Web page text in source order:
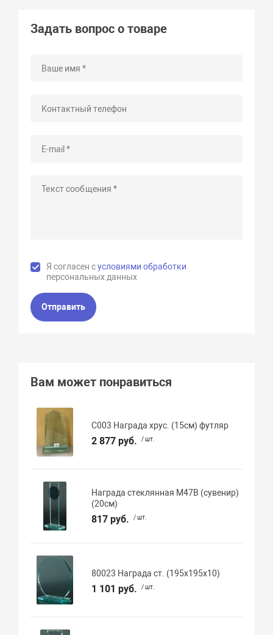
Задать вопрос о товаре
Я согласен сусловиями обработки
персональных данных
Отправить
Вам может понравиться
С003 Награда хрус. (15см) футляр
2 877 руб. / шт.
Награда стеклянная M47B (сувенир)
(20см)
817 руб. / шт.
80023 Награда ст. (195х195х10)
1 101 руб. / шт.